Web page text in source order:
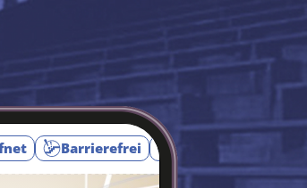
Barrierefrei Augmented Reality